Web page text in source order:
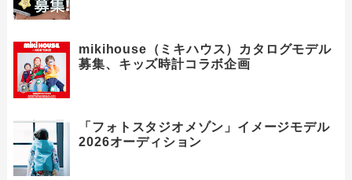
mikihouse（ミキハウス）カタログモデル
募集、キッズ時計コラボ企画
「フォトスタジオメゾン」イメージモデル
2026オーディション